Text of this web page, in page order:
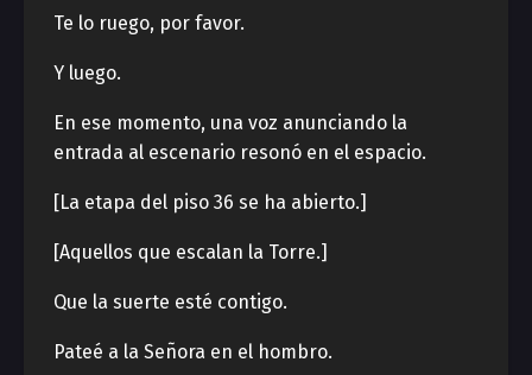
Te lo ruego, por favor.
Y luego.
En ese momento, una voz anunciando la
entrada al escenario resonó en el espacio.
[La etapa del piso 36 se ha abierto.]
[Aquellos que escalan la Torre.]
Que la suerte esté contigo.
Pateé a la Señora en el hombro.